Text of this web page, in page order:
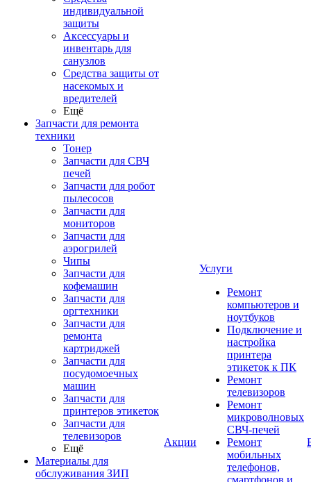
индивидуальной
защиты
Аксессуары и
инвентарь для
санузлов
Средства защиты от
насекомых и
вредителей
Ещё
Запчасти для ремонта
техники
Тонер
Запчасти для СВЧ
печей
Запчасти для робот
пылесосов
Запчасти для
мониторов
Запчасти для
аэрогрилей
Чипы
Запчасти для
кофемашин
Запчасти для
оргтехники
Запчасти для
ремонта
картриджей
Запчасти для
посудомоечных
машин
Запчасти для
принтеров этикеток
Запчасти для
телевизоров
Ещё
Материалы для
обслуживания ЗИП
Акции
Услуги
Ремонт
компьютеров и
ноутбуков
Подключение и
настройка
принтера
этикеток к ПК
Ремонт
телевизоров
Ремонт
микроволновых
СВЧ-печей
Ремонт
мобильных
телефонов,
смартфонов и